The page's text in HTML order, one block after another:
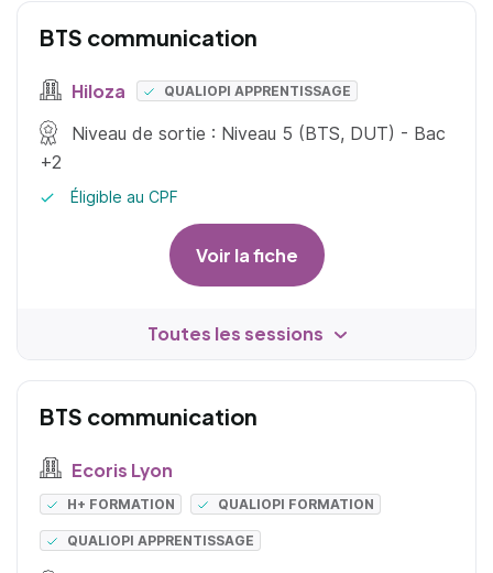
BTS communication
Hiloza QUALIOPI APPRENTISSAGE
Niveau de sortie : Niveau 5 (BTS, DUT) - Bac
+2
Éligible au CPF
Voir la fiche
Toutes les sessions
BTS communication
Ecoris Lyon
H+ FORMATION QUALIOPI FORMATION
QUALIOPI APPRENTISSAGE